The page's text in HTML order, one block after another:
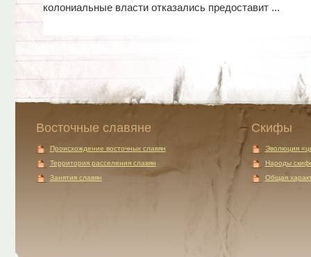
колониальные власти отказались предоставит ...
Восточные славяне
Происхождение восточных славян
Территория расселения славян
Занятия славян
Скифы
Эволюция
Народы
Общая